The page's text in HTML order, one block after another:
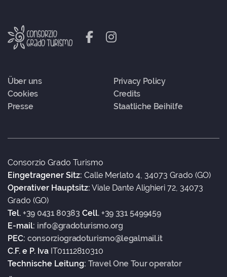
Über uns
Privacy Policy
Cookies
Credits
Presse
Staatliche Beihilfe
Consorzio Grado Turismo
Eingetragener Sitz: Calle Merlato 4, 34073 Grado (GO)
Operativer Hauptsitz: Viale Dante Alighieri 72, 34073
Grado (GO)
Tel. +39 0431 80383 Cell. +39 331 5499459
E-mail: info@gradoturismo.org
PEC: consorziogradoturismo@legalmail.it
C.F. e P. Iva IT01112810310
Technische Leitung: Travel One Tour operator